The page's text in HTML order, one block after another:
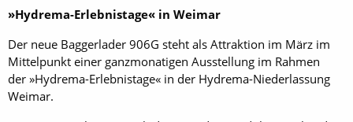
»Hydrema-Erlebnistage« in Weimar
Der neue Baggerlader 906G steht als Attraktion im März im
Mittelpunkt einer ganzmonatigen Ausstellung im Rahmen
der »Hydrema-Erlebnistage« in der Hydrema-Niederlassung
Weimar.